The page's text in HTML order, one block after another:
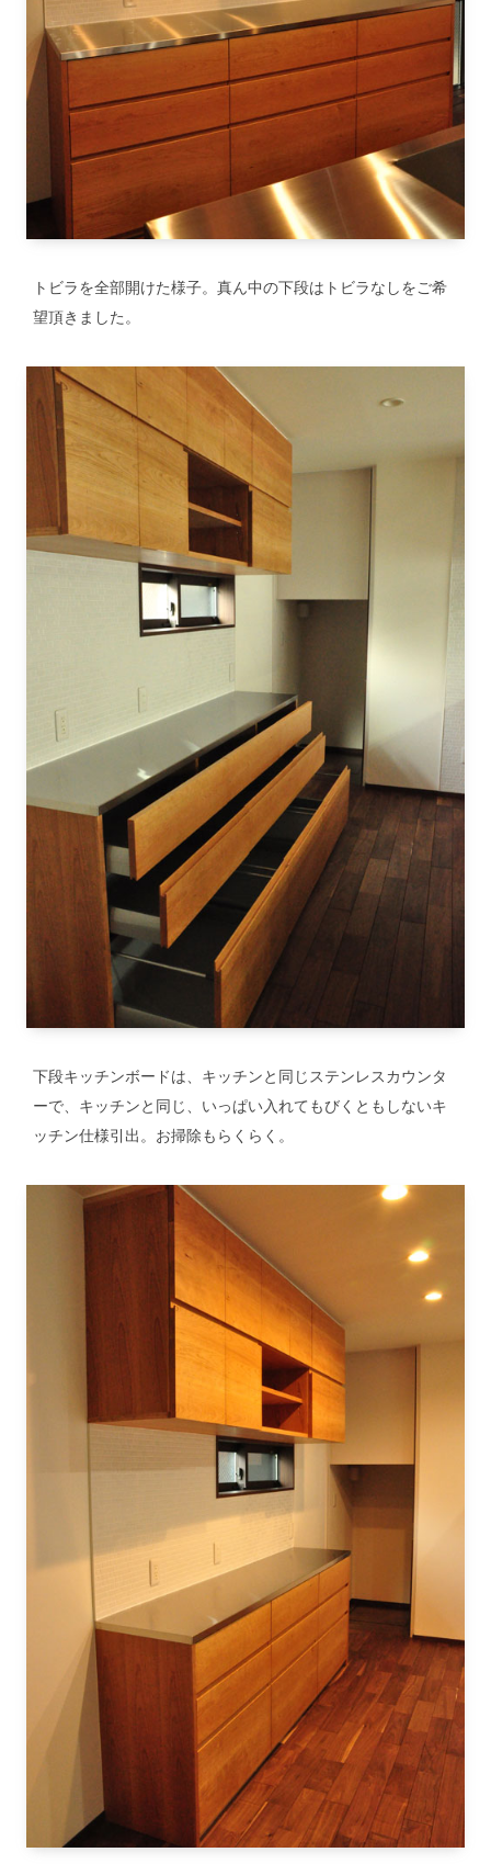
トビラを全部開けた様子。真ん中の下段はトビラなしをご希
望頂きました。
下段キッチンボードは、キッチンと同じステンレスカウンタ
ーで、キッチンと同じ、いっぱい入れてもびくともしないキ
ッチン仕様引出。お掃除もらくらく。